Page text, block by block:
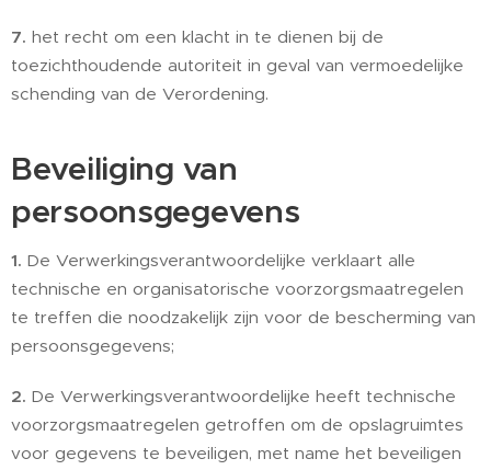
7. het recht om een klacht in te dienen bij de
toezichthoudende autoriteit in geval van vermoedelijke
schending van de Verordening.
Beveiliging van
persoonsgegevens
1. De Verwerkingsverantwoordelijke verklaart alle
technische en organisatorische voorzorgsmaatregelen
te treffen die noodzakelijk zijn voor de bescherming van
persoonsgegevens;
2. De Verwerkingsverantwoordelijke heeft technische
voorzorgsmaatregelen getroffen om de opslagruimtes
voor gegevens te beveiligen, met name het beveiligen